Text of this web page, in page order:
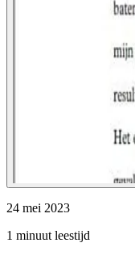
24 mei 2023
1 minuut leestijd